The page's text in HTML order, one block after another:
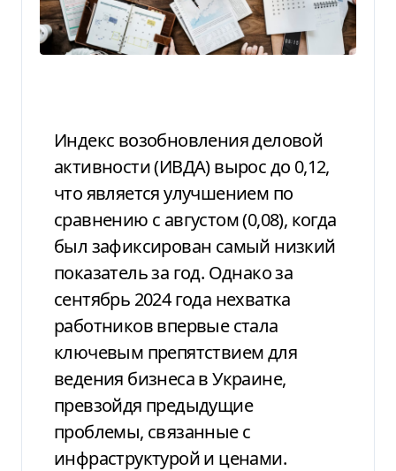
Индекс возобновления деловой
активности (ИВДА) вырос до 0,12,
что является улучшением по
сравнению с августом (0,08), когда
был зафиксирован самый низкий
показатель за год. Однако за
сентябрь 2024 года нехватка
работников впервые стала
ключевым препятствием для
ведения бизнеса в Украине,
превзойдя предыдущие
проблемы, связанные с
инфраструктурой и ценами.